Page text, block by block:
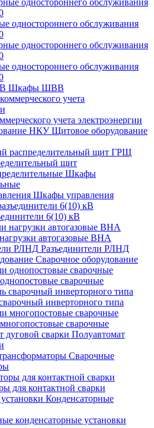
одностороннего обслуживания
одностороннего обслуживания
Шкафы ШВВ
учета электроэнергии
Щитовое оборудование
ГРЩ
щит
Шкафы
Шкафы управления
6(10) кВ
автогазовые ВНА
Разъединители РЛНД
Сварочное оборудование
сварочные
инверторного типа
сварочные
Полуавтомат
Сварочные
для контактной сварки
Конденсаторные